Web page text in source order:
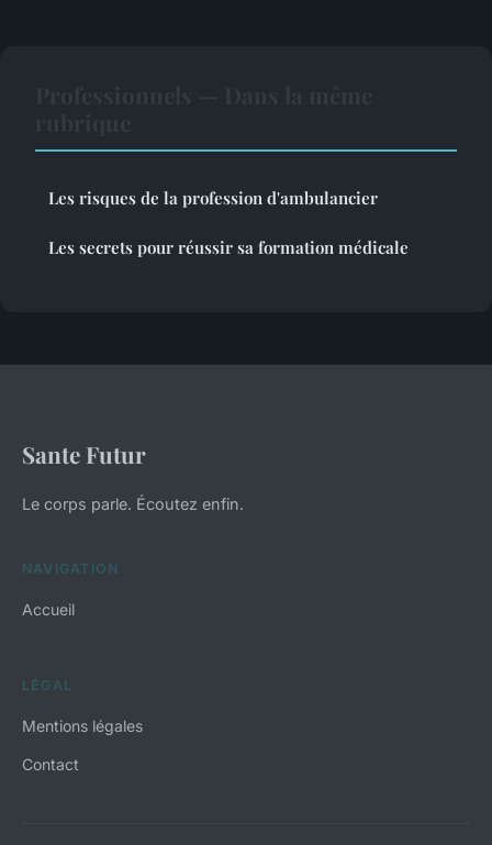
Les risques de la profession d'ambulancier
Les secrets pour réussir sa formation médicale
Sante Futur
Le corps parle. Écoutez enfin.
NAVIGATION
Accueil
LÉGAL
Mentions légales
Contact